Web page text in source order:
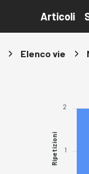
Articoli
Elenco vie
2
1
Ripetizioni